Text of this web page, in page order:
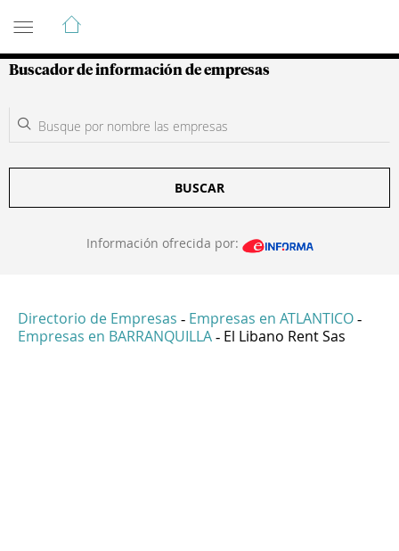
Guía de Empresas Colombianas
Buscador de información de empresas
BUSCAR
Información ofrecida por:
Directorio de Empresas - Empresas en ATLANTICO -
Empresas en BARRANQUILLA - El Libano Rent Sas